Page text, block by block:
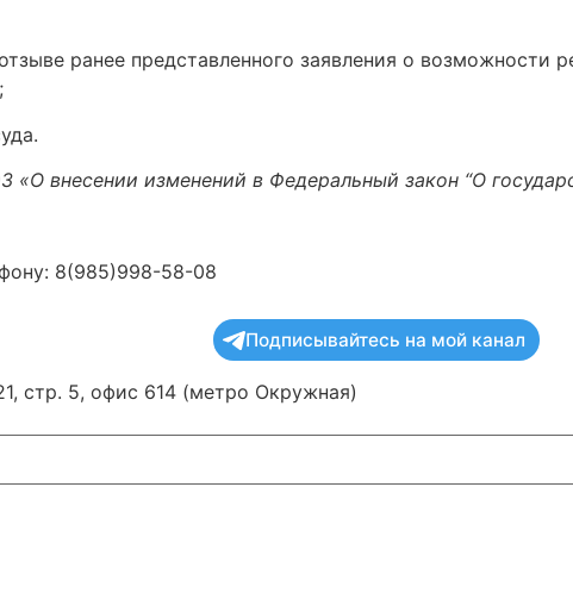
ранее представленного заявления о возможности
внесении изменений в Федеральный закон “О
8(985)998-58-08
Подписывайтесь на мой канал
стр. 5, офис 614 (метро Окружная)